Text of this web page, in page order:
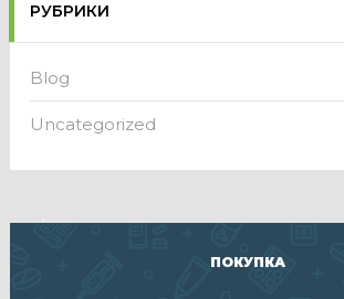
РУБРИКИ
Blog
Uncategorized
ПОКУПКА